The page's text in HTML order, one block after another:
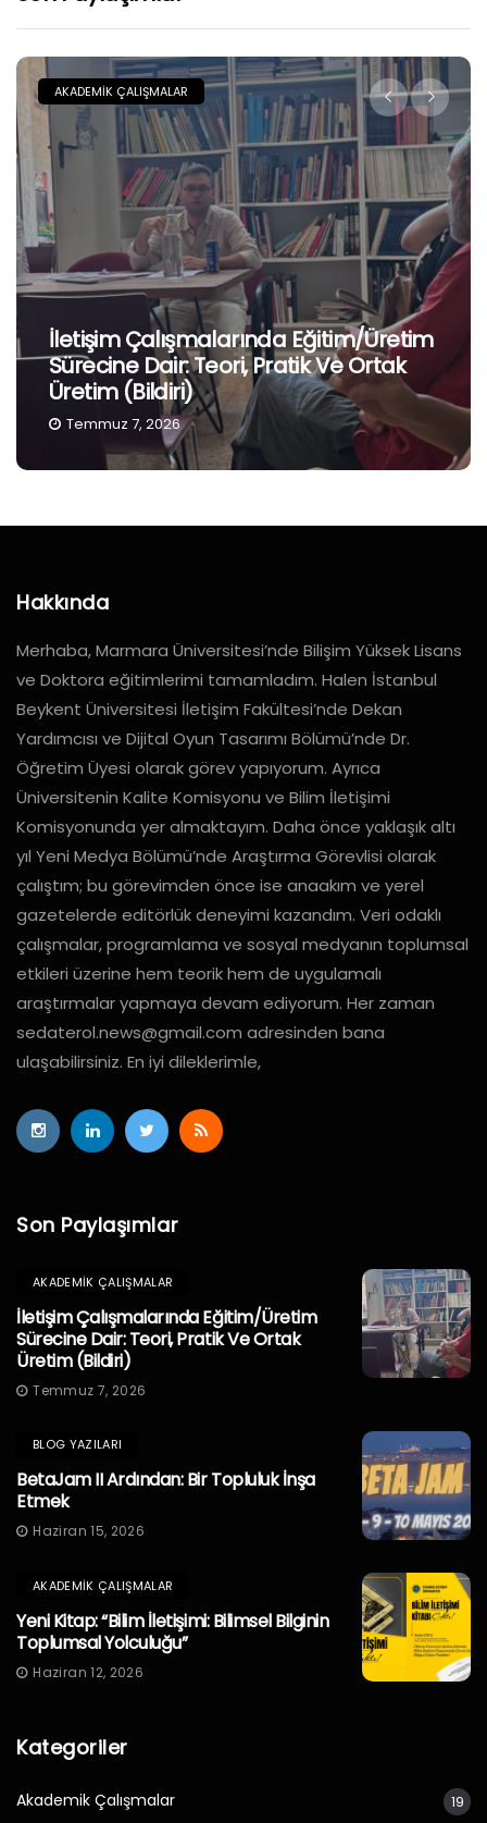
AKADEMIK ÇALIŞMALAR
İletişim Çalışmalarında Eğitim/Üretim
Sürecine Dair: Teori, Pratik Ve Ortak
Üretim (Bildiri)
Temmuz 7, 2026
Hakkında
Merhaba, Marmara Üniversitesi’nde Bilişim Yüksek Lisans
ve Doktora eğitimlerimi tamamladım. Halen İstanbul
Beykent Üniversitesi İletişim Fakültesi’nde Dekan
Yardımcısı ve Dijital Oyun Tasarımı Bölümü’nde Dr.
Öğretim Üyesi olarak görev yapıyorum. Ayrıca
Üniversitenin Kalite Komisyonu ve Bilim İletişimi
Komisyonunda yer almaktayım. Daha önce yaklaşık altı
yıl Yeni Medya Bölümü’nde Araştırma Görevlisi olarak
çalıştım; bu görevimden önce ise anaakım ve yerel
gazetelerde editörlük deneyimi kazandım. Veri odaklı
çalışmalar, programlama ve sosyal medyanın toplumsal
etkileri üzerine hem teorik hem de uygulamalı
araştırmalar yapmaya devam ediyorum. Her zaman
sedaterol.news@gmail.com adresinden bana
ulaşabilirsiniz. En iyi dileklerimle,
Son Paylaşımlar
AKADEMIK ÇALIŞMALAR
İletişim Çalışmalarında Eğitim/Üretim
Sürecine Dair: Teori, Pratik Ve Ortak
Üretim (Bildiri)
Temmuz 7, 2026
BLOG YAZILARI
BetaJam II Ardından: Bir Topluluk İnşa
Etmek
Haziran 15, 2026
AKADEMIK ÇALIŞMALAR
Yeni Kitap: “Bilim İletişimi: Bilimsel Bilginin
Toplumsal Yolculuğu”
Haziran 12, 2026
Kategoriler
Akademik Çalışmalar 19